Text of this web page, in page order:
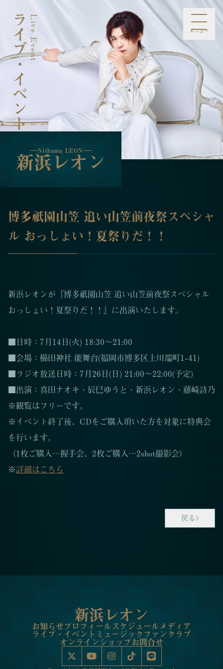
メニュー
Niihama LEON
新浜レオン
Information
お知らせProfile
プロフィールSchedule
スケジュールMedia
メディアLive Event
ライブ・イベントMusic
ミュージックFan Club
ファンクラブOnline Shop
オンラインショップContact
お問合せ
Live Event
ライブ・イベント
Niihama LEON
新浜レオン
博多祇園山笠 追い山笠前夜祭スペシャ
ル おっしょい！夏祭りだ！！
新浜レオンが『博多祇園山笠 追い山笠前夜祭スペシャル
おっしょい！夏祭りだ！！』に出演いたします。
■日時：7月14日(火) 18:30～21:00
■会場：櫛田神社 能舞台(福岡市博多区上川端町1-41)
■ラジオ放送日時：7月26日(日) 21:00～22:00(予定)
■出演：真田ナオキ・辰巳ゆうと・新浜レオン・藤崎詩乃
※観覧はフリーです。
※イベント終了後、CDをご購入頂いた方を対象に特典会
を行います。
（1枚ご購入…握手会、2枚ご購入…2shot撮影会）
※詳細はこちら
戻る
新浜レオン
お知らせプロフィールスケジュールメディア
ライブ・イベント ミュージックファンクラブ
オンラインショップお問合せ